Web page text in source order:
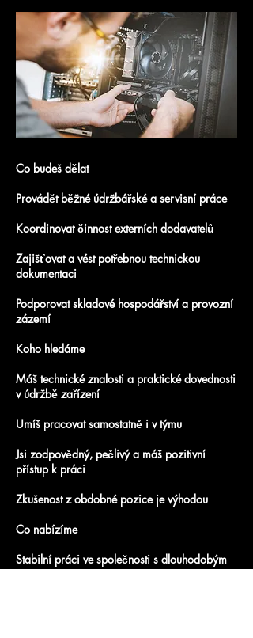
Co budeš dělat
Provádět běžné údržbářské a servisní práce
Koordinovat činnost externích dodavatelů
Zajišťovat a vést potřebnou technickou
dokumentaci
Podporovat skladové hospodářství a provozní
zázemí
Koho hledáme
Máš technické znalosti a praktické dovednosti
v údržbě zařízení
Umíš pracovat samostatně i v týmu
Jsi zodpovědný, pečlivý a máš pozitivní
přístup k práci
Zkušenost z obdobné pozice je výhodou
Co nabízíme
Stabilní práci ve společnosti s dlouhodobým
zázemím